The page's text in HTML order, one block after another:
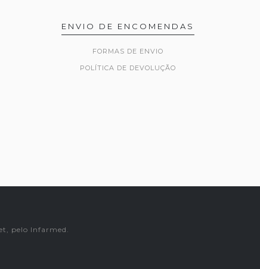
ENVIO DE ENCOMENDAS
FORMAS DE ENVIO
POLÍTICA DE DEVOLUÇÃO
pelo Infarmed.